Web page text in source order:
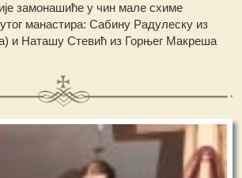
замонашиће у чин мале схиме
манастира: Сабину Радулеску из
и Наташу Стевић из Горњег Макреша